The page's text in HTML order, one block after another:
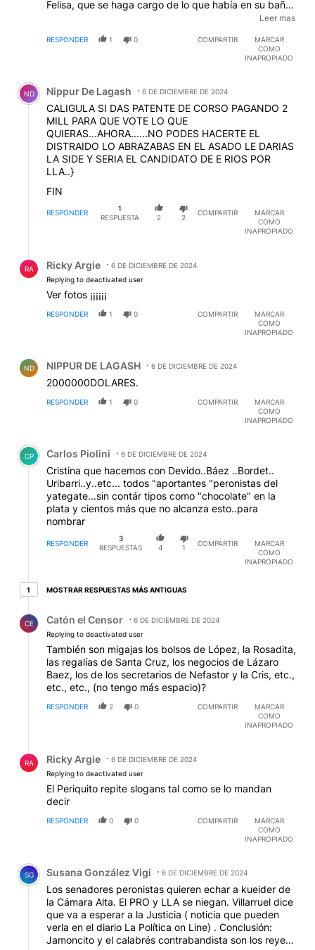
Felisa, que se haga cargo de lo que había en su baño
/ Ginés, dejemos que descanse en paz / Timerman, lo
Sala, una perseguida / Massa, no opino. / Y etc, etc
Leer mas
RESPONDER 1 0 COMPARTIR
MARCAR
COMO
INAPROPIADO
Comentario de Nippur De Lagash.
ND Nippur De Lagash 6 DE DICIEMBRE DE 2024
CALIGULA SI DAS PATENTE DE CORSO PAGANDO 2
MILL PARA QUE VOTE LO QUE
QUIERAS...AHORA......NO PODES HACERTE EL
DISTRAIDO LO ABRAZABAS EN EL ASADO LE DARIAS
LA SIDE Y SERIA EL CANDIDATO DE E RIOS POR
LLA..}
FIN
RESPONDER
1
RESPUESTA
2 2
COMPARTIR
MARCAR
COMO
INAPROPIADO
RA Ricky Argie
6 DE DICIEMBRE DE 2024
Replying to deactivated user
Ver fotos ¡¡¡¡¡¡
RESPONDER 1 0 COMPARTIR
MARCAR
COMO
INAPROPIADO
ND NIPPUR DE LAGASH 6 DE DICIEMBRE DE 2024
2000000DOLARES.
RESPONDER 1 0 COMPARTIR
MARCAR
COMO
INAPROPIADO
Comentario de Carlos Piolini.
CP Carlos Piolini 6 DE DICIEMBRE DE 2024
Cristina que hacemos con Devido..Báez ..Bordet..
Uribarri..y..etc... todos "aportantes "peronistas del
yategate...sin contár tipos como "chocolate" en la
plata y cientos más que no alcanza esto..para
nombrar
RESPONDER
3
RESPUESTAS
4 1
COMPARTIR
MARCAR
COMO
INAPROPIADO
11 respuesta más antiguas
MOSTRAR RESPUESTAS MÁS ANTIGUAS
CE Catón el Censor
6 DE DICIEMBRE DE 2024
Replying to deactivated user
También son migajas los bolsos de López, la Rosadita,
las regalías de Santa Cruz, los negocios de Lázaro
Baez, los de los secretarios de Nefastor y la Cris, etc.,
etc., etc., (no tengo más espacio)?
RESPONDER 2 0 COMPARTIR
MARCAR
COMO
INAPROPIADO
RA Ricky Argie
6 DE DICIEMBRE DE 2024
Replying to deactivated user
El Periquito repite slogans tal como se lo mandan
decir
RESPONDER 0 0 COMPARTIR
MARCAR
COMO
INAPROPIADO
Comentario de Susana González Vigi.
SG Susana González Vigi 6 DE DICIEMBRE DE 2024
Los senadores peronistas quieren echar a kueider de
la Cámara Alta. El PRO y LLA se niegan. Villarruel dice
que va a esperar a la Justicia ( noticia que pueden
verla en el diario La Política on Line) . Conclusión:
Jamoncito y el calabrés contrabandista son los reyes